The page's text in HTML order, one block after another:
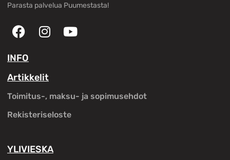
Parasta palvelua Puumestasta!
INFO
Artikkelit
Toimitus-, maksu- ja sopimusehdot
Rekisteriseloste
YLIVIESKA